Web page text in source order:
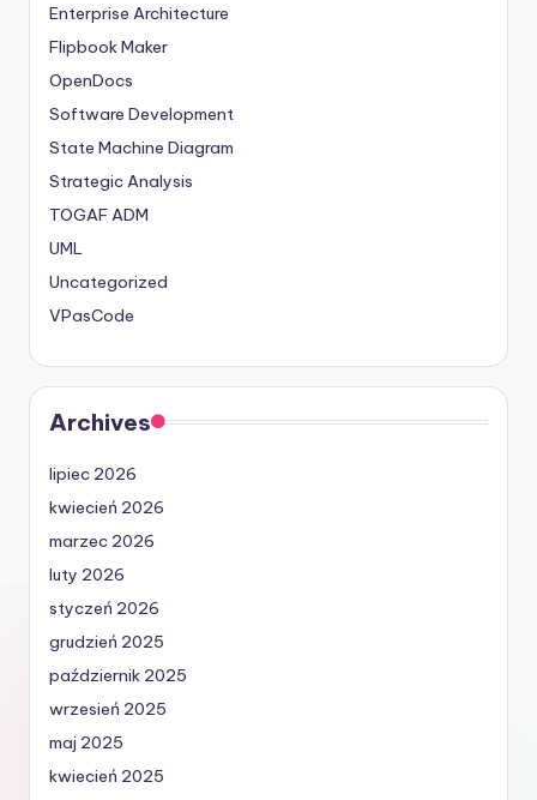
Enterprise Architecture
Flipbook Maker
OpenDocs
Software Development
State Machine Diagram
Strategic Analysis
TOGAF ADM
UML
Uncategorized
VPasCode
Archives
lipiec 2026
kwiecień 2026
marzec 2026
luty 2026
styczeń 2026
grudzień 2025
październik 2025
wrzesień 2025
maj 2025
kwiecień 2025